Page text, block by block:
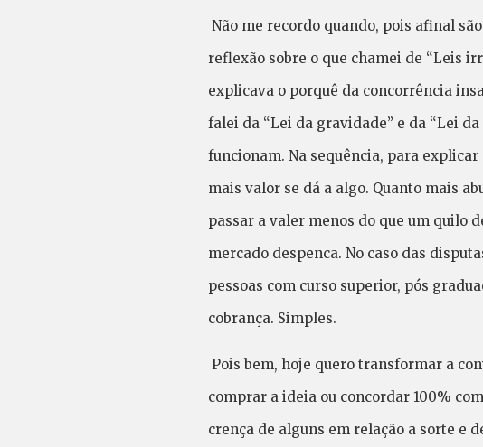
Não me recordo quando, pois afinal
reflexão sobre o que chamei de “Leis
explicava o porquê da concorrência
falei da “Lei da gravidade” e da “Lei
funcionam. Na sequência, para explicar
mais valor se dá a algo. Quanto mais
passar a valer menos do que um quilo
mercado despenca. No caso das
pessoas com curso superior, pós
cobrança. Simples.
Pois bem, hoje quero transformar a
comprar a ideia ou concordar 100%
crença de alguns em relação a sorte e